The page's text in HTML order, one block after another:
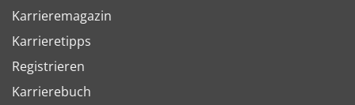
Karrieremagazin
Karrieretipps
Registrieren
Karrierebuch